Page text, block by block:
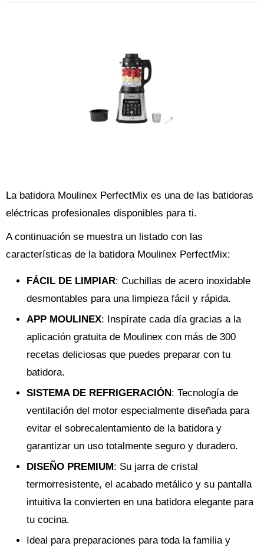
La batidora Moulinex PerfectMix es una de las batidoras
eléctricas profesionales disponibles para ti.
A continuación se muestra un listado con las
características de la batidora Moulinex PerfectMix:
FÁCIL DE LIMPIAR: Cuchillas de acero inoxidable
desmontables para una limpieza fácil y rápida.
APP MOULINEX: Inspírate cada día gracias a la
aplicación gratuita de Moulinex con más de 300
recetas deliciosas que puedes preparar con tu
batidora.
SISTEMA DE REFRIGERACIÓN : Tecnología de
ventilación del motor especialmente diseñada para
evitar el sobrecalentamiento de la batidora y
garantizar un uso totalmente seguro y duradero.
DISEÑO PREMIUM : Su jarra de cristal
termorresistente, el acabado metálico y su pantalla
intuitiva la convierten en una batidora elegante para
tu cocina.
Ideal para preparaciones para toda la familia y